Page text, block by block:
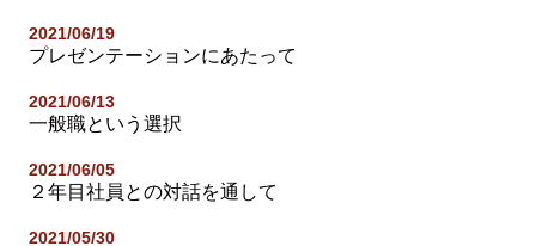
2021/06/19
プレゼンテーションにあたって
2021/06/13
一般職という選択
2021/06/05
２年目社員との対話を通して
2021/05/30